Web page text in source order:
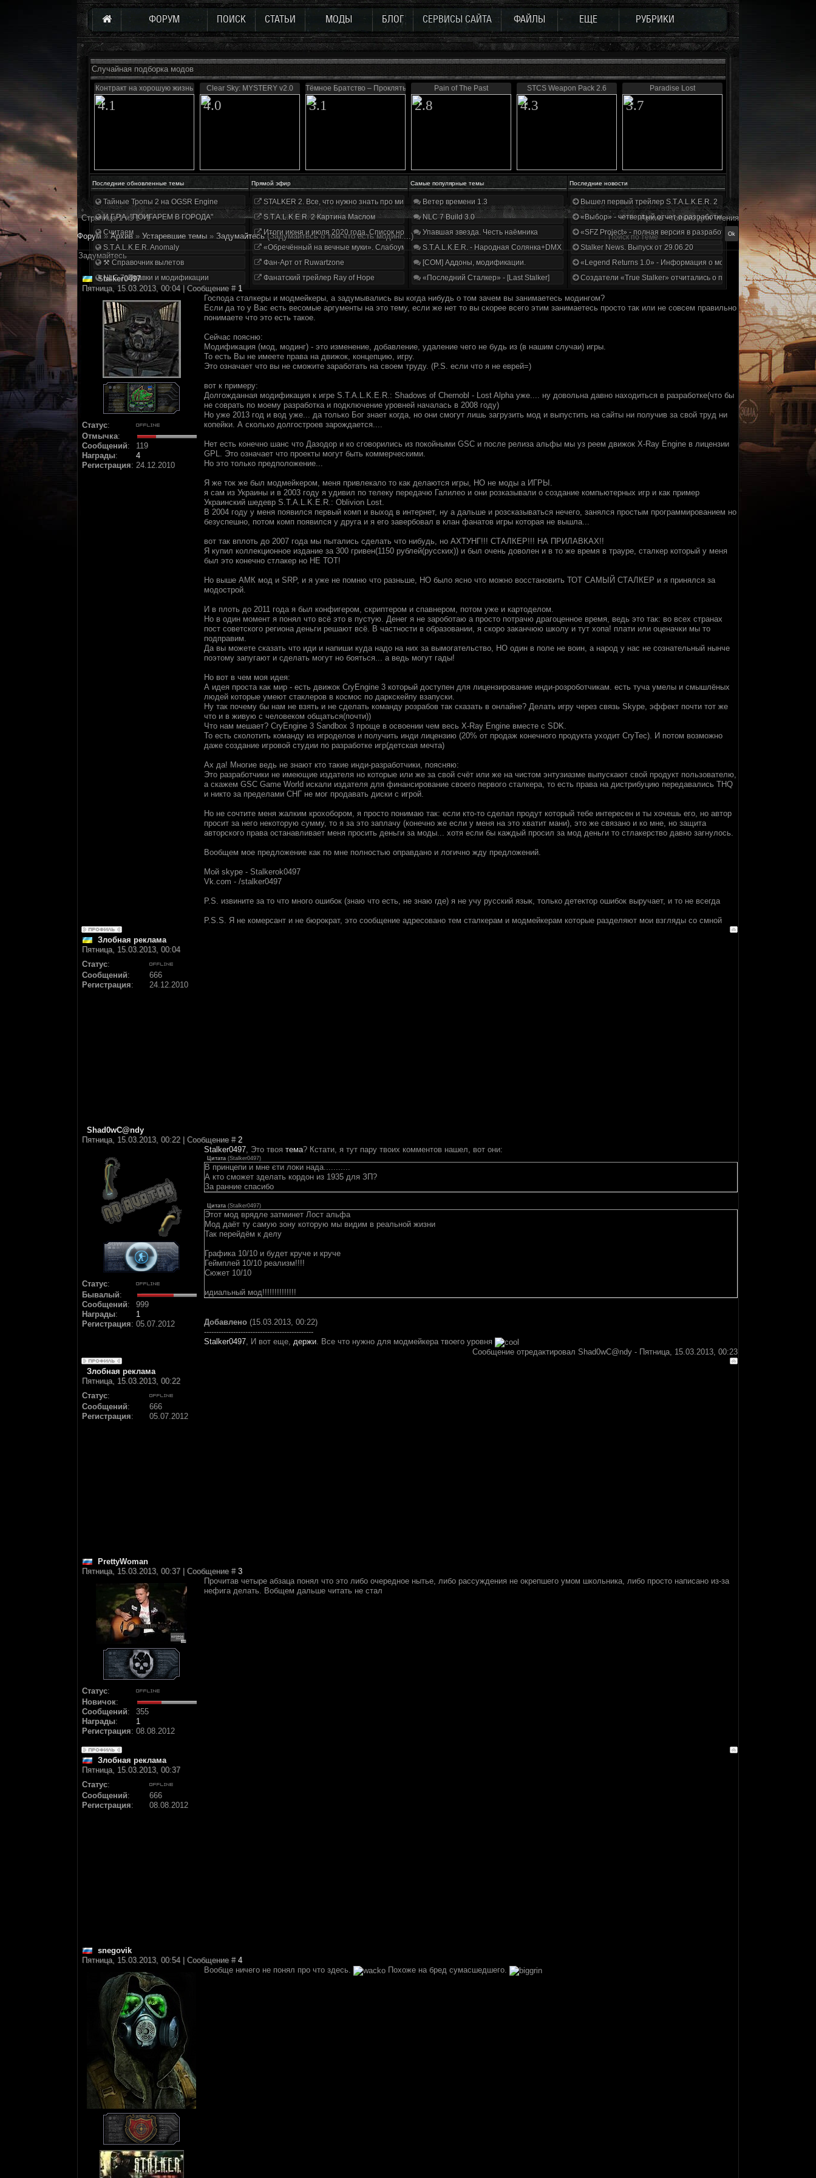
ФОРУМ ПОИСК СТАТЬИ МОДЫ БЛОГ СЕРВИСЫ САЙТА ФАЙЛЫ ЕЩЕ РУБРИКИ
Случайная подборка модов
Контракт на хорошую жизнь
4.1
Clear Sky: MYSTERY v2.0
4.0
Тёмное Братство – Проклятые Зоной
3.1
Pain of The Past
2.8
STCS Weapon Pack 2.6
4.3
Paradise Lost
3.7
Последние обновленные темы Прямой эфир Самые популярные темы Последние новости
Тайные Тропы 2 на OGSR Engine
И.Г.Р.А. "ПОИГАРЕМ В ГОРОДА"
Считаем
S.T.A.L.K.E.R. Anomaly
⚒ Справочник вылетов
NLC 7. Правки и модификации
STALKER 2. Все, что нужно знать про мир, геймплей и сюжет | Разбор трейлера
S.T.A.L.K.E.R. 2 Картина Маслом
Итоги июня и июля 2020 года. Список нововведений
«Обречённый на вечные муки». Слабоумие и отвага
Фан-Арт от Ruwartzone
Фанатский трейлер Ray of Hope
Ветер времени 1.3
NLC 7 Build 3.0
Упавшая звезда. Честь наёмника
S.T.A.L.K.E.R. - Народная Солянка+DMX 1.3.5.ООП.МА.К.
[COM] Аддоны, модификации.
«Последний Сталкер» - [Last Stalker]
Вышел первый трейлер S.T.A.L.K.E.R. 2
«Выбор» - четвертый отчет о разработке!
«SFZ Project» - полная версия в разработке!
Stalker News. Выпуск от 29.06.20
«Legend Returns 1.0» - Информация о моде за июнь 2020
Создатели «True Stalker» отчитались о проделанной работе
Страница1из1 1
Архив - только для чтения
Форум » Архив » Устаревшие темы » Задумайтесь (Задумайтесь о том что есть модинг....)
Задумайтесь
Stalker0497
Пятница, 15.03.2013, 00:04 | Сообщение #1
Статус:
Отмычка:
Сообщений:
119
Награды:
4
Регистрация: 24.12.2010
Господа сталкеры и модмейкеры, а задумывались вы когда нибудь о том зачем вы занимаетесь модингом?
Если да то у Вас есть весомые аргументы на это тему, если же нет то вы скорее всего этим занимаетесь просто так или не совсем правильно
понимаете что это есть такое.
Сейчас поясню:
Модификация (мод, модинг) - это изменение, добавление, удаление чего не будь из (в нашим случаи) игры.
То есть Вы не имеете права на движок, концепцию, игру.
Это означает что вы не сможите заработать на своем труду. (P.S. если что я не еврей=)
вот к примеру:
Долгожданная модификация к игре S.T.A.L.K.E.R.: Shadows of Chernobl - Lost Alpha уже.... ну довольна давно находиться в разработке(что бы
не соврать по моему разработка и подключение уровней началась в 2008 году)
Но уже 2013 год и вод уже... да только Бог знает когда, но они смогут лишь загрузить мод и выпустить на сайты ни получив за свой труд ни
копейки. А сколько долгостроев зарождается....
Нет есть конечно шанс что Дазодор и ко сговорились из покойными GSC и после релиза альфы мы уз реем движок X-Ray Engine в лицензии
GPL. Это означает что проекты могут быть коммерческими.
Но это только предположение...
Я же ток же был модмейкером, меня привлекало то как делаются игры, НО не моды а ИГРЫ.
я сам из Украины и в 2003 году я удивил по телеку передачю Галилео и они розказывали о создание компьютерных игр и как пример
Украинский шедевр S.T.A.L.K.E.R.: Oblivion Lost.
В 2004 году у меня появился первый комп и выход в интернет, ну а дальше и розсказываться нечего, занялся простым программированием но
безуспешно, потом комп появился у друга и я его завербовал в клан фанатов игры которая не вышла...
вот так вплоть до 2007 года мы пытались сделать что нибудь, но АХТУНГ!!! СТАЛКЕР!!! НА ПРИЛАВКАХ!!
Я купил коллекционное издание за 300 гривен(1150 рублей(русских)) и был очень доволен и в то же время в трауре, сталкер который у меня
был это конечно стлакер но НЕ ТОТ!
Но выше АМК мод и SRP, и я уже не помню что разньше, НО было ясно что можно восстановить ТОТ САМЫЙ СТАЛКЕР и я принялся за
модострой.
И в плоть до 2011 года я был конфигером, скриптером и спавнером, потом уже и картоделом.
Но в один момент я понял что всё это в пустую. Денег я не зароботаю а просто потрачю драгоценное время, ведь это так: во всех странах
пост советского региона деньги решают всё. В частности в образовании, я скоро заканчюю школу и тут хопа! плати или оценачки мы то
подправим.
Да вы можете сказать что иди и напиши куда надо на них за вымогательство, НО один в поле не воин, а народ у нас не сознательный нынче
поэтому запугают и сделать могут но бояться... а ведь могут гады!
Но вот в чем моя идея:
А идея проста как мир - есть движок CryEngine 3 который доступен для лицензирование инди-розроботчикам. есть туча умелы и смышлёных
людей которые умеют стаклеров в космос по даркскейпу взапуски.
Ну так почему бы нам не взять и не сделать команду розрабов так сказать в онлайне? Делать игру через связь Skype, эффект почти тот же
что и в живую с человеком общаться(почти))
Что нам мешает? CryEngine 3 Sandbox 3 проще в освоении чем весь X-Ray Engine вместе с SDK.
То есть сколотить команду из игроделов и получить инди лицензию (20% от продаж конечного продукта уходит CryTec). И потом возможно
даже создание игровой студии по разработке игр(детская мечта)
Ах да! Многие ведь не знают кто такие инди-разработчики, поясняю:
Это разработчики не имеющие издателя но которые или же за свой счёт или же на чистом энтузиазме выпускают свой продукт пользователю,
а скажем GSC Game World искали издателя для финансирование своего первого сталкера, то есть права на дистрибуцию передавались THQ
и никто за пределами СНГ не мог продавать диски с игрой.
Но не сочтите меня жалким крохобором, я просто понимаю так: если кто-то сделал продут который тебе интересен и ты хочешь его, но автор
просит за него некоторую сумму, то я за это заплачу (конечно же если у меня на это хватит мани), это же связано и ко мне, но защита
авторского права останавливает меня просить деньги за моды... хотя если бы каждый просил за мод деньги то стлакерство давно загнулось.
Вообщем мое предложение как по мне полностью оправдано и логично жду предложений.
Мой skype - Stalkerok0497
Vk.com - /stalker0497
P.S. извините за то что много ошибок (знаю что есть, не знаю где) я не учу русский язык, только детектор ошибок выручает, и то не всегда
P.S.S. Я не комерсант и не бюрократ, это сообщение адресовано тем сталкерам и модмейкерам которые разделяют мои взгляды со смной
Злобная реклама
Пятница, 15.03.2013, 00:04
Статус:
Сообщений:
666
Регистрация: 24.12.2010
Shad0wC@ndy
Пятница, 15.03.2013, 00:22 | Сообщение # 2
Статус:
Бывалый:
Сообщений:
999
Награды:
1
Регистрация: 05.07.2012
Stalker0497, Это твоя тема? Кстати, я тут пару твоих комментов нашел, вот они:
Цитата (Stalker0497)
В принцепи и мне єти локи нада...........
А кто сможет зделать кордон из 1935 для ЗП?
За ранние спасибо
Цитата (Stalker0497)
Этот мод врядле затминет Лост альфа
Мод даёт ту самую зону которую мы видим в реальной жизни
Так перейдём к делу
Графика 10/10 и будет круче и круче
Геймплей 10/10 реализм!!!!
Сюжет 10/10
идиальный мод!!!!!!!!!!!!!!
Добавлено (15.03.2013, 00:22)
---------------------------------------------
Stalker0497, И вот еще, держи. Все что нужно для модмейкера твоего уровня
Сообщение отредактировал Shad0wC@ndy - Пятница, 15.03.2013, 00:23
Злобная реклама
Пятница, 15.03.2013, 00:22
Статус:
Сообщений:
666
Регистрация: 05.07.2012
PrettyWoman
Пятница, 15.03.2013, 00:37 | Сообщение # 3
Статус:
Новичок:
Сообщений:
355
Награды:
1
Регистрация: 08.08.2012
Прочитав четыре абзаца понял что это либо очередное нытье, либо рассуждения не окрепшего умом школьника, либо просто написано из-за
нефига делать. Вобщем дальше читать не стал
Злобная реклама
Пятница, 15.03.2013, 00:37
Статус:
Сообщений:
666
Регистрация: 08.08.2012
snegovik
Пятница, 15.03.2013, 00:54 | Сообщение # 4
Вообще ничего не понял про что здесь.
Похоже на бред сумасшедшего.